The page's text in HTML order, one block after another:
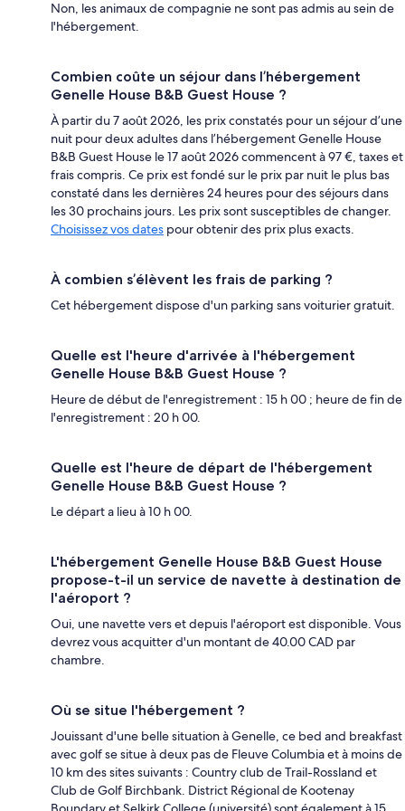
Non, les animaux de compagnie ne sont pas admis au sein de
l'hébergement.
Combien coûte un séjour dans l’hébergement
Genelle House B&B Guest House ?
À partir du 7 août 2026, les prix constatés pour un séjour d’une
nuit pour deux adultes dans l’hébergement Genelle House
B&B Guest House le 17 août 2026 commencent à 97 €, taxes et
frais compris. Ce prix est fondé sur le prix par nuit le plus bas
constaté dans les dernières 24 heures pour des séjours dans
les 30 prochains jours. Les prix sont susceptibles de changer.
Choisissez vos dates pour obtenir des prix plus exacts.
À combien s’élèvent les frais de parking ?
Cet hébergement dispose d'un parking sans voiturier gratuit.
Quelle est l'heure d'arrivée à l'hébergement
Genelle House B&B Guest House ?
Heure de début de l'enregistrement : 15 h 00 ; heure de fin de
l'enregistrement : 20 h 00.
Quelle est l'heure de départ de l'hébergement
Genelle House B&B Guest House ?
Le départ a lieu à 10 h 00.
L'hébergement Genelle House B&B Guest House
propose-t-il un service de navette à destination de
l'aéroport ?
Oui, une navette vers et depuis l'aéroport est disponible. Vous
devrez vous acquitter d'un montant de 40.00 CAD par
chambre.
Où se situe l'hébergement ?
Jouissant d'une belle situation à Genelle, ce bed and breakfast
avec golf se situe à deux pas de Fleuve Columbia et à moins de
10 km des sites suivants : Country club de Trail-Rossland et
Club de Golf Birchbank. District Régional de Kootenay